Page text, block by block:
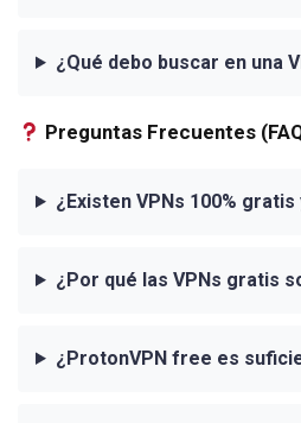
¿Qué debo buscar en una
Preguntas Frecuentes
¿Existen VPNs 100%
¿Por qué las VPNs gratis
¿ProtonVPN free es